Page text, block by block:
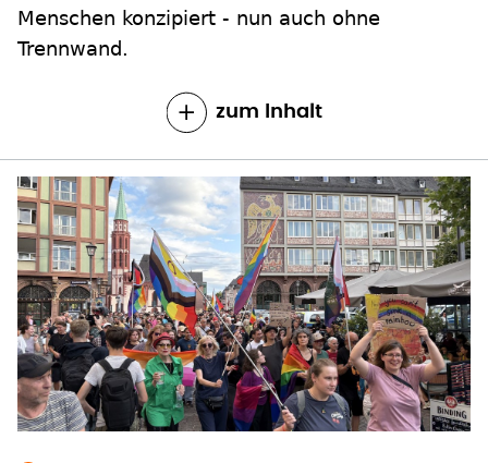
Menschen konzipiert - nun auch ohne
Trennwand.
zum Inhalt